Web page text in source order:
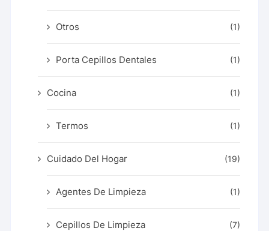
Otros (1)
Porta Cepillos Dentales (1)
Cocina (1)
Termos (1)
Cuidado Del Hogar (19)
Agentes De Limpieza (1)
Cepillos De Limpieza (7)